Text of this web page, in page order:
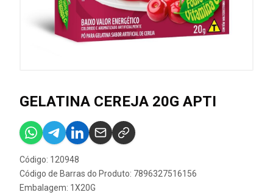
GELATINA CEREJA 20G APTI
Código: 120948
Código de Barras do Produto: 7896327516156
Embalagem: 1X20G